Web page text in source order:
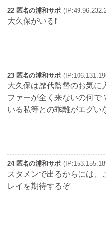
22 匿名の浦和サポ
大久保がいる❗️
23 匿名の浦和サポ
大久保は歴代監督のお気に
ファーが全く来ないの何で
いる私等との乖離がエグい
24 匿名の浦和サポ
スタメンで出るからには、
レイを期待するぞ